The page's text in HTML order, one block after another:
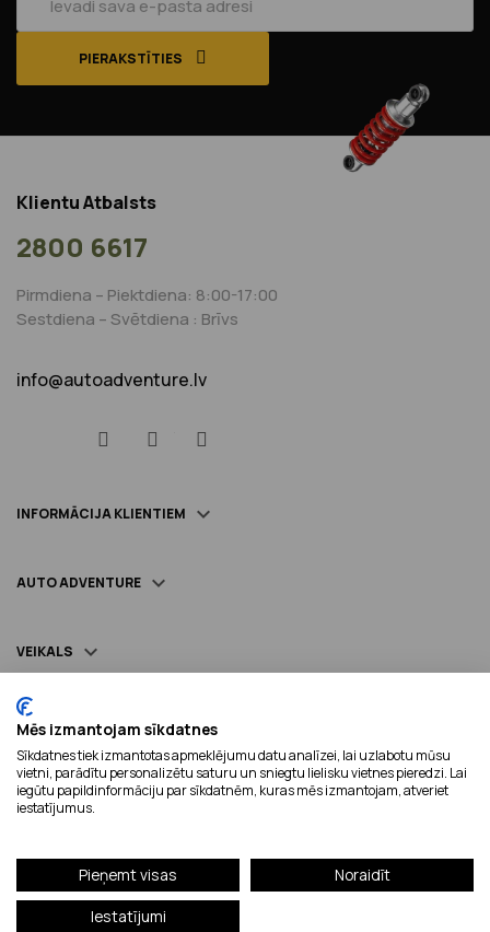
PIERAKSTĪTIES
Klientu Atbalsts
2800 6617
Pirmdiena – Piektdiena: 8:00-17:00
Sestdiena – Svētdiena : Brīvs
info@autoadventure.lv
INFORMĀCIJA KLIENTIEM 
AUTO ADVENTURE 
VEIKALS 
FacebookYouTube
Piegādājam ar:
Droši maksājumi:
Mēs izmantojam sīkdatnes
Sīkdatnes tiek izmantotas apmeklējumu datu analīzei, lai uzlabotu mūsu
vietni, parādītu personalizētu saturu un sniegtu lielisku vietnes pieredzi. Lai
iegūtu papildinformāciju par sīkdatnēm, kuras mēs izmantojam, atveriet
iestatījumus.
Pieņemt visas
Noraidīt
Iestatījumi